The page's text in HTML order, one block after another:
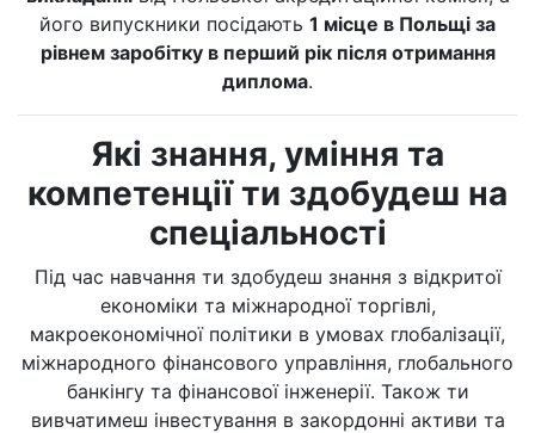
його випускники посідають 1 місце в Польщі за
рівнем заробітку в перший рік після отримання
диплома.
Які знання, уміння та
компетенції ти здобудеш на
спеціальності
Під час навчання ти здобудеш знання з відкритої
економіки та міжнародної торгівлі,
макроекономічної політики в умовах глобалізації,
міжнародного фінансового управління, глобального
банкінгу та фінансової інженерії. Також ти
вивчатимеш інвестування в закордонні активи та